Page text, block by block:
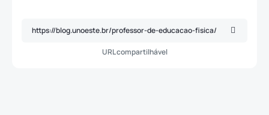
URL compartilhável